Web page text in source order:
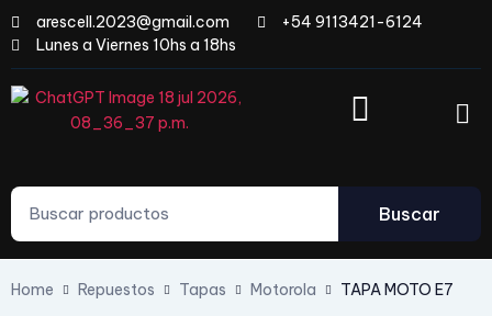
arescell.2023@gmail.com
+54 9113421-6124
Lunes a Viernes 10hs a 18hs
Buscar
Home Repuestos Tapas Motorola TAPA MOTO E7